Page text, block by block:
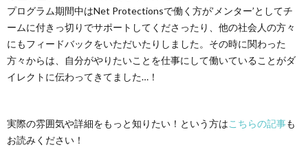
プログラム期間中はNet Protectionsで働く方が’メンター’としてチ
ームに付きっ切りでサポートしてくださったり、他の社会人の方々
にもフィードバックをいただいたりしました。その時に関わった
方々からは、自分がやりたいことを仕事にして働いていることがダ
イレクトに伝わってきてました…！
実際の雰囲気や詳細をもっと知りたい！という方はこちらの記事も
お読みください！